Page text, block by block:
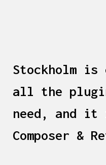
Stockholm is
all the
need, and it
Composer &